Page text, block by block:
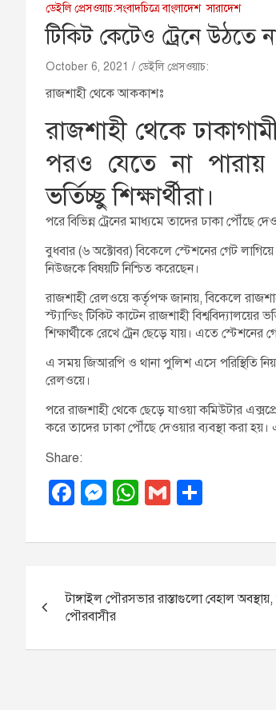
ডেইলি প্রেসওয়াচ:সংবাদচিত্রে বাংলাদেশ সারাদেশ
টিকিট কেটেও ট্রেনে উঠতে
October 6, 2021 ডেইলি প্রেসওয়াচ:
রাজশাহী থেকে আককাশঃ
রাজশাহী থেকে
পরও যেতে না পারায়
ভর্তিচ্ছু শিক্ষার্থীরা।
পরে বিভিন্ন ট্রেনের মাধ্যমে তাদের ঢাকা পৌঁছে
বুধবার (৬ অক্টোবর) বিকেলে স্টেশনের গেট লাগিয়ে
নিউজকে বিষয়টি নিশ্চিত করেছেন।
রাজশাহী রেলওয়ে কর্তৃপক্ষ জানায়, বিকেলে
স্ট্যান্ডিং টিকিট কাটেন রাজশাহী বিশ্ববিদ্যালয়ের
শিক্ষার্থীকে রেখে ট্রেন ছেড়ে যায়। এতে স্টেশনের
এ সময় জিআরপি ও থানা পুলিশ এসে পরিস্থিতি
রেলওয়ে।
পরে রাজশাহী থেকে ছেড়ে যাওয়া কমিউটার
করে তাদের ঢাকা পৌঁছে দেওয়ার ব্যবস্থা করা হয়।
Share:
F
c
b
o
o
M
ss
n
g
er
W
at
A
p
G
ail ar
s
টাঙ্গাইল পৌরসভার রাস্তাগুলো বেহাল
পৌরবাসীর